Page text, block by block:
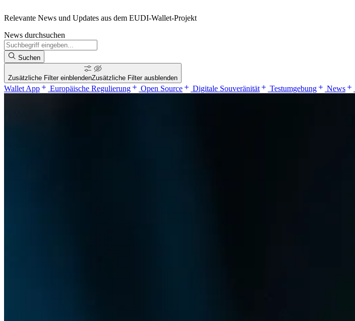
Relevante News und Updates aus dem EUDI-Wallet-Projekt
News durchsuchen
Suchen
Zusätzliche Filter einblendenZusätzliche Filter ausblenden
Wallet App Europäische Regulierung Open Source Digitale Souveränität Testumgebung News